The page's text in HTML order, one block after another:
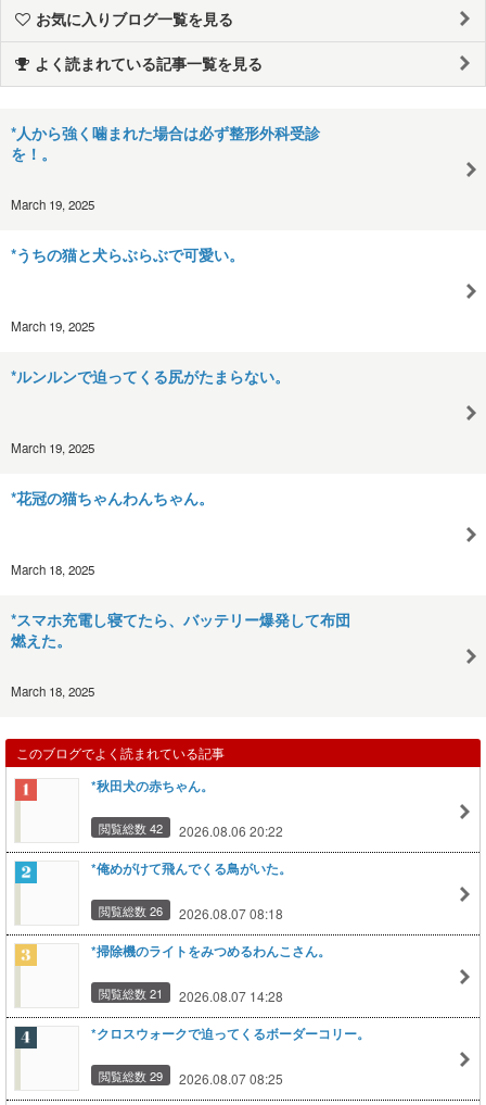
お気に入りブログ一覧を見る
よく読まれている記事一覧を見る
*人から強く噛まれた場合は必ず整形外科受診
を！。
March 19, 2025
*うちの猫と犬らぶらぶで可愛い。
March 19, 2025
*ルンルンで迫ってくる尻がたまらない。
March 19, 2025
*花冠の猫ちゃんわんちゃん。
March 18, 2025
*スマホ充電し寝てたら、バッテリー爆発して布団
燃えた。
March 18, 2025
このブログでよく読まれている記事
*秋田犬の赤ちゃん。
閲覧総数 42 2026.08.06 20:22
*俺めがけて飛んでくる鳥がいた。
閲覧総数 26 2026.08.07 08:18
*掃除機のライトをみつめるわんこさん。
閲覧総数 21 2026.08.07 14:28
*クロスウォークで迫ってくるボーダーコリー。
閲覧総数 29 2026.08.07 08:25